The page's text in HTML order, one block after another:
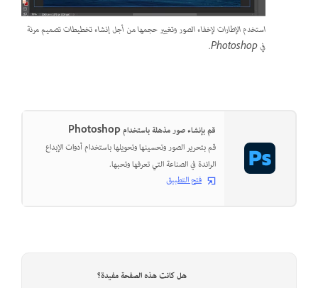
استخدم الإطارات لإخفاء الصور وتغيير حجمها من أجل إنشاء تخطيطات تصميم مرنة
في Photoshop.
قم بإنشاء صور مذهلة باستخدام Photoshop
قم بتحرير الصور وتحسينها وتحويلها باستخدام أدوات الإبداع
الرائدة في الصناعة التي تعرفها وتحبها.
فتح التطبيق
هل كانت هذه الصفحة مفيدة؟